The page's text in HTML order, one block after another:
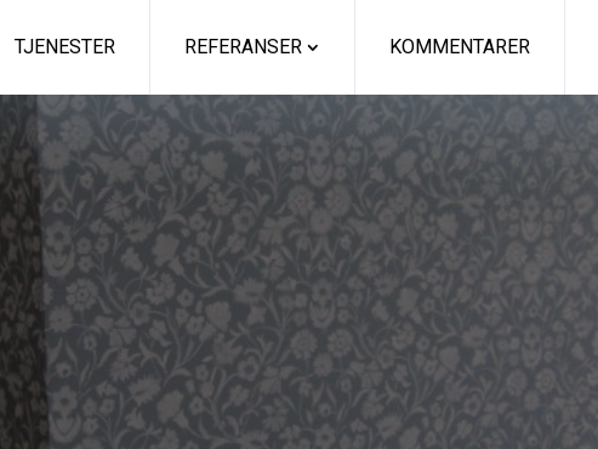
TJENESTER REFERANSER KOMMENTARER